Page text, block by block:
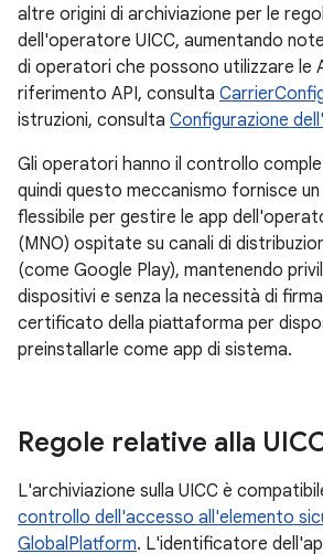
altre origini di archiviazione per le
dell'operatore UICC, aumentando
di operatori che possono utilizzare le
riferimento API, consulta
istruzioni, consulta Configurazione
Gli operatori hanno il controllo
quindi questo meccanismo fornisce
flessibile per gestire le app
(MNO) ospitate su canali di
(come Google Play), mantenendo
dispositivi e senza la necessità di
certificato della piattaforma per
preinstallarle come app di sistema.
Regole relative alla
L'archiviazione sulla UICC è
controllo dell'accesso all'elemento
GlobalPlatform. L'identificatore